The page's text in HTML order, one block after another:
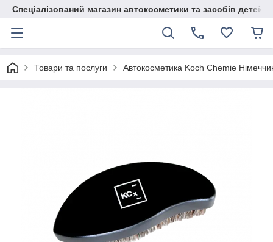
Спеціалізований магазин автокосметики та засобів
Товари та послуги Автокосметика Koch Chemie